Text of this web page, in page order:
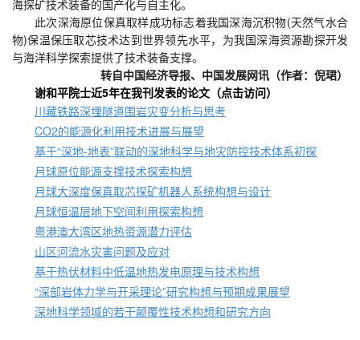
海探矿技术装备的国产化与自主化。
此次深海原位保真取样成功标志着我国深海沉积物(天然气水合
物)保温保压取芯技术达到世界领先水平，为我国深海资源勘探开发
与海洋科学探索提供了技术装备支撑。
转自中国经济导报、中国发展网讯 （作者：倪珺）
谢和平院士近5年在我刊发表的论文（点击访问）
川藏铁路深埋隧道围岩灾变分析与思考
CO2的能源化利用技术进展与展望
基于“深地-地表”联动的深地科学与地灾防控技术体系初探
月球原位能源支撑技术探索构想
月球大深度保真取芯探矿机器人系统构想与设计
月球恒温层地下空间利用探索构想
粤港澳大湾区地热资源潜力评估
山区河流水灾害问题及应对
基于热伏材料中低温地热发电原理与技术构想
“深部岩体力学与开采理论”研究构想与预期成果展望
深地科学领域的若干颠覆性技术构想和研究方向